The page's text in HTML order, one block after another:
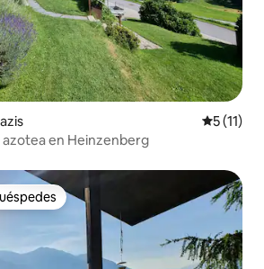
5 (11)
en Heinzenberg
preferido